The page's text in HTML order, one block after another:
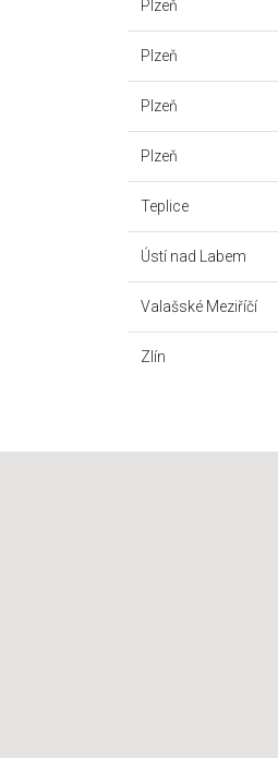
Plzeň
Plzeň
Plzeň
Plzeň
Teplice
Ústí nad Labem
Valašské Meziříčí
Zlín